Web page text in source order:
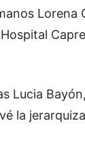
Lucia
la